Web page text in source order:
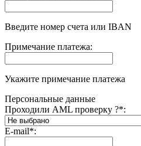
Введите номер счета или IBAN
Примечание платежа:
Укажите примечание платежа
Персональные данные
Проходили AML проверку ?*:
E-mail*: